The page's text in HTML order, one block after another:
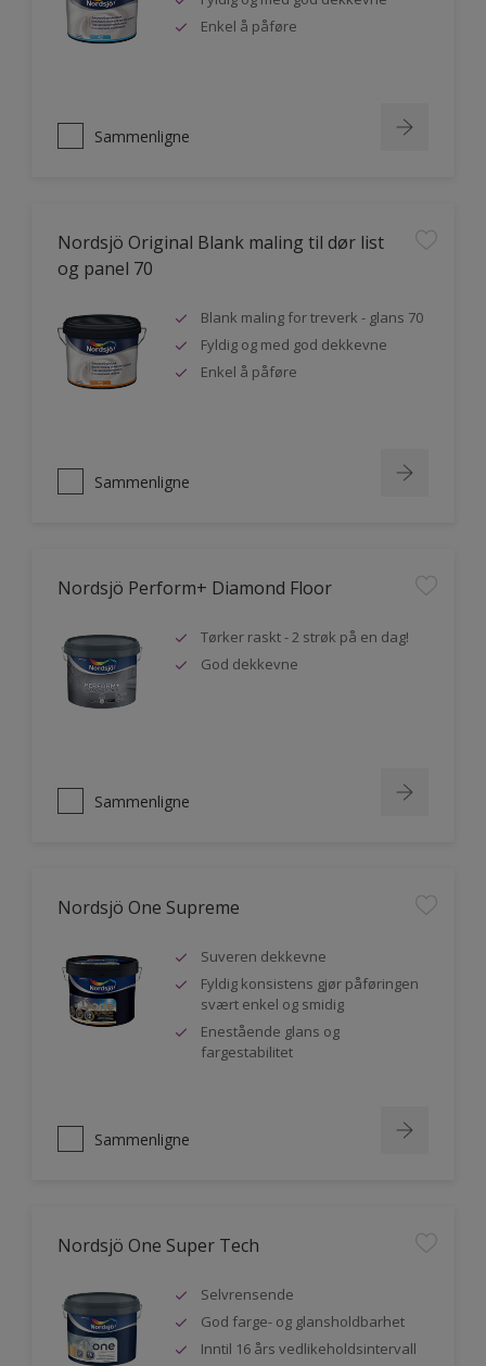
Enkel å påføre
Sammenligne
Nordsjö Original Blank maling til dør list
og panel 70
Blank maling for treverk - glans 70
Fyldig og med god dekkevne
Enkel å påføre
Sammenligne
Nordsjö Perform+ Diamond Floor
Tørker raskt - 2 strøk på en dag!
God dekkevne
Sammenligne
Nordsjö One Supreme
Suveren dekkevne
Fyldig konsistens gjør påføringen
svært enkel og smidig
Enestående glans og
fargestabilitet
Sammenligne
Nordsjö One Super Tech
Selvrensende
God farge- og glansholdbarhet
Inntil 16 års vedlikeholdsintervall